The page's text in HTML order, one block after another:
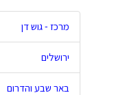
מרכז - גוש דן
ירושלים
באר שבע והדרום